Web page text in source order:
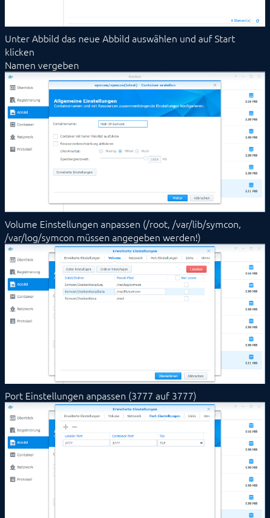
Unter Abbild das neue Abbild auswählen und auf Start
klicken
Namen vergeben
Volume Einstellungen anpassen (/root, /var/lib/symcon,
/var/log/symcon müssen angegeben werden!)
Port Einstellungen anpassen (3777 auf 3777)